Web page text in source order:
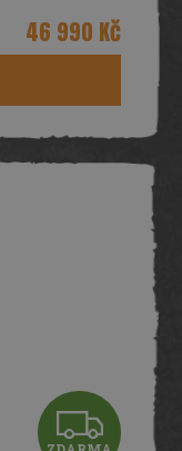
R
A
46 990 Kč
Z